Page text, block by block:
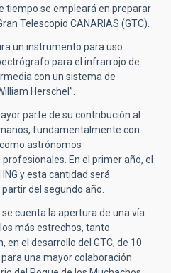
tiempo se empleará en preparar
Telescopio CANARIAS (GTC).
un instrumento para uso
para el infrarrojo de
con un sistema de
Herschel”.
parte de su contribución al
fundamentalmente con
astrónomos
En el primer año, el
y esta cantidad será
del segundo año.
cuenta la apertura de una vía
más estrechos, tanto
el desarrollo del GTC, de 10
una mayor colaboración